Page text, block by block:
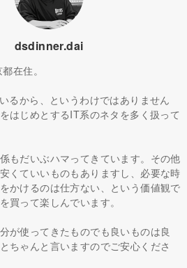
dsdinner.dai
在住。
るから、というわけではありません
はじめとするIT系のネタを多く扱って
もだいぶハマってきています。その他
くていいものもありますし、必要な時
かけるのは仕方ない、という価値観で
買って楽しんでいます。
が使ってきたものでも良いものは良
ちゃんと言いますのでご安心くださ